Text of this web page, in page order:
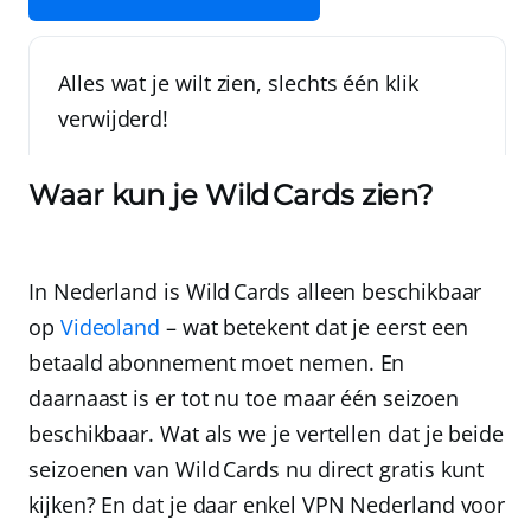
Alles wat je wilt zien, slechts één klik
verwijderd!
Waar kun je Wild Cards zien?
In Nederland is Wild Cards alleen beschikbaar
op Videoland – wat betekent dat je eerst een
betaald abonnement moet nemen. En
daarnaast is er tot nu toe maar één seizoen
beschikbaar. Wat als we je vertellen dat je beide
seizoenen van Wild Cards nu direct gratis kunt
kijken? En dat je daar enkel VPN Nederland voor